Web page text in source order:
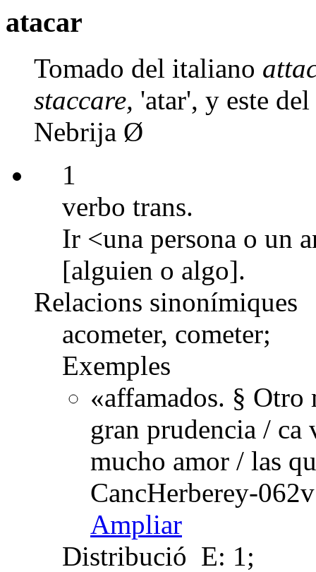
atacar
Tomado del italiano
staccare, 'atar', y este
Nebrija Ø
1
verbo trans.
Ir <una persona o un
[alguien o algo].
Relacions sinonímiques
acometer, cometer;
Exemples
«affamados. § Otro
gran prudencia / ca
mucho amor / las
CancHerberey-
Ampliar
Distribució E: 1;